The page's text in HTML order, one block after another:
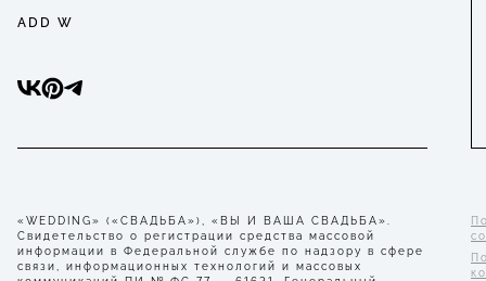
ADD W
«WEDDING» («СВАДЬБА»), «ВЫ И ВАША СВАДЬБА».
Свидетельство о регистрации средства массовой
информации в Федеральной службе по надзору в сфере
связи, информационных технологий и массовых